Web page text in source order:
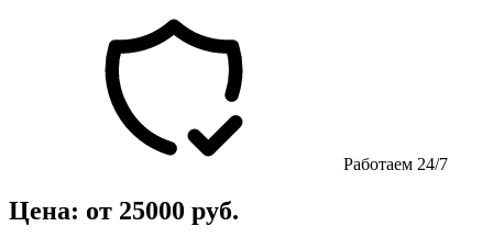
Работаем 24/7
Цена: от 25000 руб.